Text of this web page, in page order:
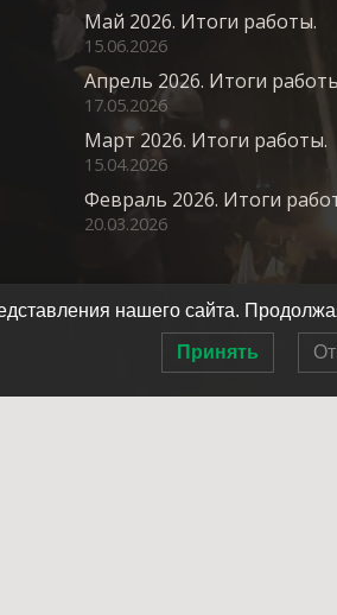
Май 2026. Итоги работы.
15.06.2026
Апрель 2026. Итоги
17.05.2026
Март 2026. Итоги работы.
15.04.2026
Февраль 2026. Итоги
20.03.2026
нашего сайта.
Принять